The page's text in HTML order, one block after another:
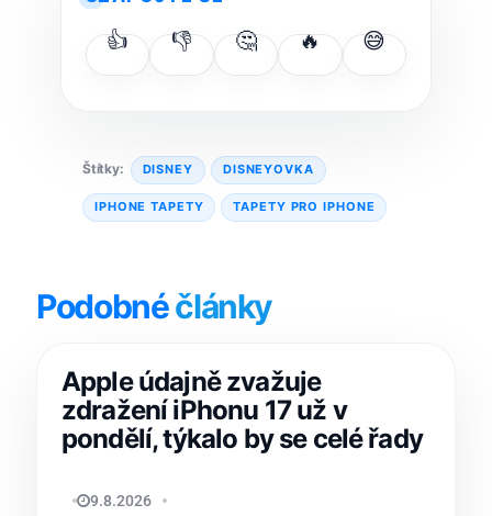
👍 👎 🤔 🔥 😅
Štítky: DISNEY DISNEYOVKA
IPHONE TAPETY TAPETY PRO IPHONE
Podobnéčlánky
Apple údajně zvažuje
zdražení iPhonu 17 už v
pondělí, týkalo by se celé řady
JAN HOLEŠ
9.8.2026